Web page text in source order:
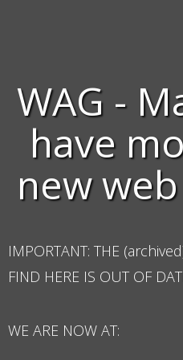
WAG -
have
new
IMPORTANT: THE
FIND HERE IS OUT OF
WE ARE NOW AT: